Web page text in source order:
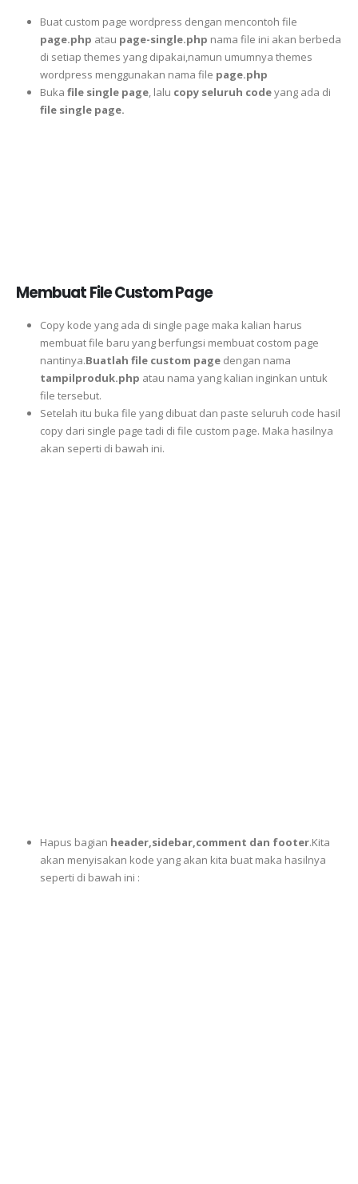
Buat custom page wordpress dengan mencontoh file
page.php atau page-single.php nama file ini akan berbeda
di setiap themes yang dipakai,namun umumnya themes
wordpress menggunakan nama file page.php
Buka file single page, lalu copy seluruh codeyang ada di
file single page.
Membuat File Custom Page
Copy kode yang ada di single page maka kalian harus
membuat file baru yang berfungsi membuat costom page
nantinya.Buatlah file custom pagedengan nama
tampilproduk.php atau nama yang kalian inginkan untuk
file tersebut.
Setelah itu buka file yang dibuat dan paste seluruh code hasil
copy dari single page tadi di file custom page. Maka hasilnya
akan seperti di bawah ini.
Hapus bagian header,sidebar,comment dan footer.Kita
akan menyisakan kode yang akan kita buat maka hasilnya
seperti di bawah ini :